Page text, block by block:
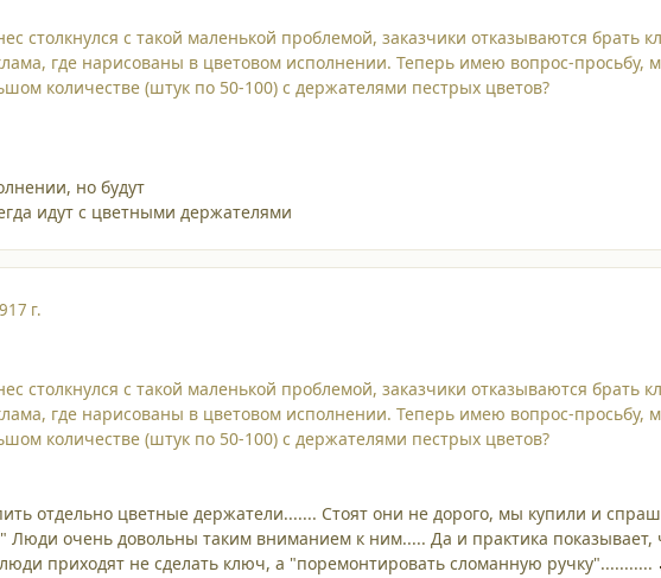
столкнулся с такой маленькой проблемой, заказчики отказываются брать
где нарисованы в цветовом исполнении. Теперь имею вопрос-просьбу,
количестве (штук по 50-100) с держателями пестрых цветов?
но будут
идут с цветными держателями
17 г.
столкнулся с такой маленькой проблемой, заказчики отказываются брать
где нарисованы в цветовом исполнении. Теперь имею вопрос-просьбу,
количестве (штук по 50-100) с держателями пестрых цветов?
отдельно цветные держатели....... Стоят они не дорого, мы купили и
Люди очень довольны таким вниманием к ним..... Да и практика показывает,
приходят не сделать ключ, а "поремонтировать сломанную ручку"...........